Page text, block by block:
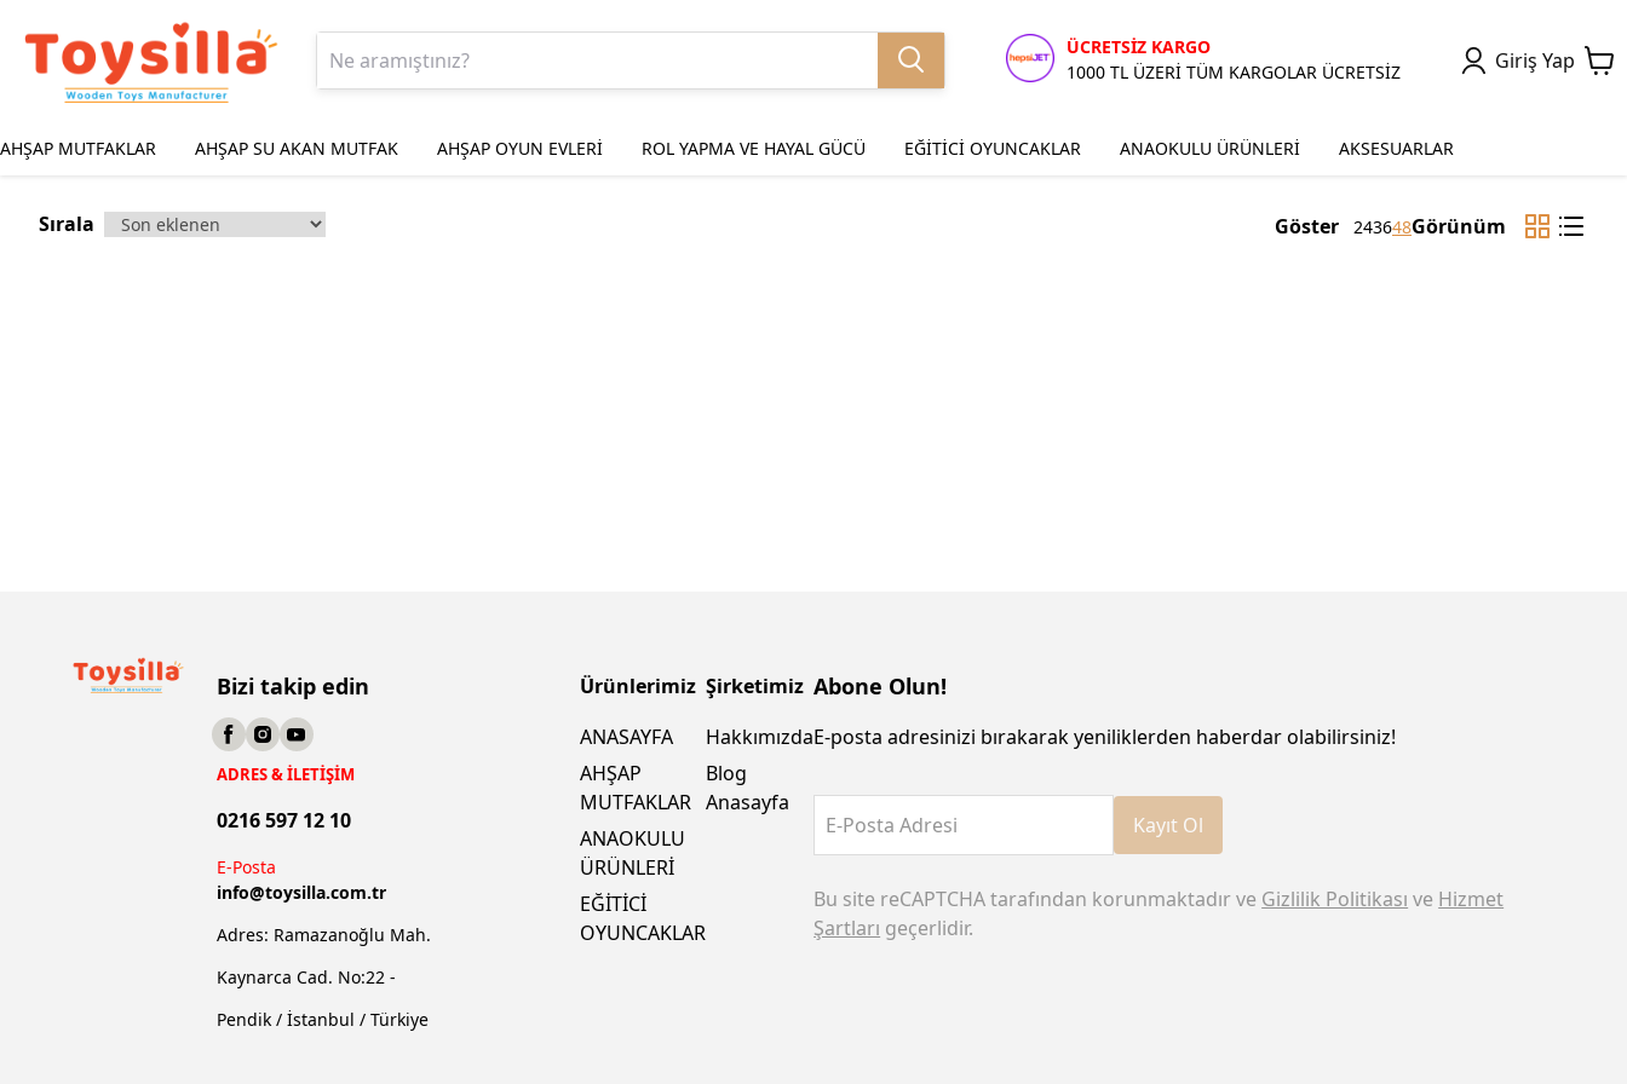
ÜCRETSİZ KARGO
1000 TL ÜZERİ TÜM KARGOLAR ÜCRETSİZ
Giriş Yap
AHŞAP MUTFAKLAR AHŞAP SU AKAN MUTFAK AHŞAP OYUN EVLERİ ROL YAPMA VE HAYAL GÜCÜ EĞİTİCİ OYUNCAKLAR ANAOKULU ÜRÜNLERİ AKSESUARLAR
Sırala Göster 243648Görünüm
Bizi takip edin
ADRES & İLETİŞİM
0216 597 12 10
E-Posta
info@toysilla.com.tr
Adres: Ramazanoğlu Mah.
Kaynarca Cad. No:22 -
Pendik / İstanbul / Türkiye
Ürünlerimiz
ANASAYFA
AHŞAP
MUTFAKLAR
ANAOKULU
ÜRÜNLERİ
EĞİTİCİ
OYUNCAKLAR
Şirketimiz
Hakkımızda
Blog
Anasayfa
Abone Olun!
E-posta adresinizi bırakarak yeniliklerden haberdar olabilirsiniz!
E-Posta Adresi Kayıt Ol
Bu site reCAPTCHA tarafından korunmaktadır ve Gizlilik Politikası ve Hizmet
Şartları geçerlidir.